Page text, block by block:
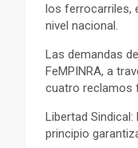
los ferrocarriles,
nivel nacional.
Las demandas
FeMPINRA, a
cuatro reclamos
Libertad
principio